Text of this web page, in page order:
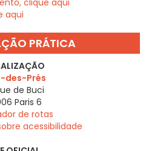
clique aqui
aqui
PRÁTICA
des-Prés
de Buci
Paris 6
de rotas
acessibilidade